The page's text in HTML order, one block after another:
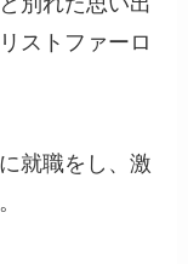
ストファーロ
就職をし、激